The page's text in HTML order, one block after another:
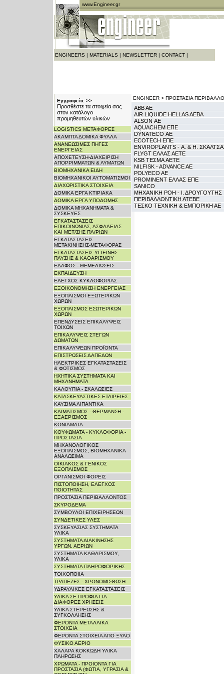
www.Engineer.gr
ENGINEERS | MATERIALS | NEWSLETTER| CONTACT|
Εγγραφείτε >>
Προσθέστε τα στοιχεία σας
στον κατάλογο
προμηθευτών υλικών
LOGISTICS ΜΕΤΑΦΟΡΕΣ
ΑΚΑΜΠΤΑ ΔΟΜΙΚΑ ΦΥΛΛΑ
ΑΝΑΝΕΩΣΙΜΕΣ ΠΗΓΕΣ
ΕΝΕΡΓΕΙΑΣ
ΑΠΟΧΕΤΕΥΣΗ-ΔΙΑΧΕΙΡΙΣΗ
ΑΠΟΡΡΙΜΜΑΤΩΝ & ΛΥΜΑΤΩΝ
ΒΙΟΜΗΧΑΝΙΚΑ ΕΙΔΗ
ΒΙΟΜΗΧΑΝΙΚΟΙ ΑΥΤΟΜΑΤΙΣΜΟΙ
ΔΙΑΧΩΡΙΣΤΙΚΑ ΣΤΟΙΧΕΙΑ
ΔΟΜΙΚΑ ΕΡΓΑ ΚΤΙΡΙΑΚΑ
ΔΟΜΙΚΑ ΕΡΓΑ ΥΠΟΔΟΜΗΣ
ΔΟΜΙΚΑ ΜΗΧΑΝΗΜΑΤΑ &
ΣΥΣΚΕΥΕΣ
ΕΓΚΑΤΑΣΤΑΣΕΙΣ
ΕΠΙΚΟΙΝΩΝΙΑΣ, ΑΣΦΑΛΕΙΑΣ
ΚΑΙ ΜΕΤ/ΣΗΣ ΠΛ/ΡΙΩΝ
ΕΓΚΑΤΑΣΤΑΣΕΙΣ
ΜΕΤΑΚΙΝΗΣΗΣ-ΜΕΤΑΦΟΡΑΣ
ΕΓΚΑΤΑΣΤΑΣΕΙΣ ΥΓΙΕΙΝΗΣ -
ΠΛΥΣΗΣ & ΚΑΘΑΡΙΣΜΟΥ
ΕΔΑΦΟΣ - ΘΕΜΕΛΙΩΣΕΙΣ
ΕΚΠΑΙΔΕΥΣΗ
ΕΛΕΓΧΟΣ ΚΥΚΛΟΦΟΡΙΑΣ
ΕΞΟΙΚΟΝΟΜΗΣΗ ΕΝΕΡΓΕΙΑΣ
ΕΞΟΠΛΙΣΜΟΙ ΕΞΩΤΕΡΙΚΩΝ
ΧΩΡΩΝ
ΕΞΟΠΛΙΣΜΟΣ ΕΣΩΤΕΡΙΚΩΝ
ΧΩΡΩΝ
ΕΠΕΝΔΥΣΕΙΣ ΕΠΙΚΑΛΥΨΕΙΣ
ΤΟΙΧΩΝ
ΕΠΙΚΑΛΥΨΕΙΣ ΣΤΕΓΩΝ
ΔΩΜΑΤΩΝ
ΕΠΙΚΑΛΥΨΕΩΝ ΠΡΟΪΟΝΤΑ
ΕΠΙΣΤΡΩΣΕΙΣ ΔΑΠΕΔΩΝ
ΗΛΕΚΤΡΙΚΕΣ ΕΓΚΑΤΑΣΤΑΣΕΙΣ
& ΦΩΤΙΣΜΟΣ
ΗΧΗΤΙΚΑ ΣΥΣΤΗΜΑΤΑ ΚΑΙ
ΜΗΧΑΝΗΜΑΤΑ
ΚΑΛΟΥΠΙΑ - ΣΚΑΛΩΣΙΕΣ
ΚΑΤΑΣΚΕΥΑΣΤΙΚΕΣ ΕΤΑΙΡΕΙΕΣ
ΚΑΥΣΙΜΑ ΛΙΠΑΝΤΙΚΑ
ΚΛΙΜΑΤΙΣΜΟΣ - ΘΕΡΜΑΝΣΗ -
ΕΞΑΕΡΙΣΜΟΣ
ΚΟΝΙΑΜΑΤΑ
ΚΟΥΦΩΜΑΤΑ - ΚΥΚΛΟΦΟΡΙΑ -
ΠΡΟΣΤΑΣΙΑ
ΜΗΧΑΝΟΛΟΓΙΚΟΣ
ΕΞΟΠΛΙΣΜΟΣ, ΒΙΟΜΗΧΑΝΙΚΑ
ΑΝΑΛΩΣΙΜΑ
ΟΙΚΙΑΚΟΣ & ΓΕΝΙΚΟΣ
ΕΞΟΠΛΙΣΜΟΣ
ΟΡΓΑΝΙΣΜΟΙ ΦΟΡΕΙΣ
ΠΙΣΤΟΠΟΙΗΣΗ, ΕΛΕΓΧΟΣ
ΠΟΙΟΤΗΤΑΣ
ΠΡΟΣΤΑΣΙΑ ΠΕΡΙΒΑΛΛΟΝΤΟΣ
ΣΚΥΡΟΔΕΜΑ
ΣΥΜΒΟΥΛΟΙ ΕΠΙΧΕΙΡΗΣΕΩΝ
ΣΥΝΔΕΤΙΚΕΣ ΥΛΕΣ
ΣΥΣΚΕΥΑΣΙΑΣ ΣΥΣΤΗΜΑΤΑ
ΥΛΙΚΑ
ΣΥΣΤΗΜΑΤΑ ΔΙΑΚΙΝΗΣΗΣ
ΥΡΓΩΝ, ΑΕΡΙΩΝ
ΣΥΣΤΗΜΑΤΑ ΚΑΘΑΡΙΣΜΟΥ,
ΥΛΙΚΑ
ΣΥΣΤΗΜΑΤΑ ΠΛΗΡΟΦΟΡΙΚΗΣ
ΤΟΙΧΟΠΟΙΙΑ
ΤΡΑΠΕΖΕΣ - ΧΡΟΝΟΜΙΣΘΩΣΗ
ΥΔΡΑΥΛΙΚΕΣ ΕΓΚΑΤΑΣΤΑΣΕΙΣ
ΥΛΙΚΑ ΣΕ ΠΡΟΦΙΛ ΓΙΑ
ΔΙΑΦΟΡΕΣ ΧΡΗΣΕΙΣ
ΥΛΙΚΑ ΣΤΕΡΕΩΣΗΣ &
ΣΥΓΚΟΛΛΗΣΗΣ
ΦΕΡΟΝΤΑ ΜΕΤΑΛΛΙΚΑ
ΣΤΟΙΧΕΙΑ
ΦΕΡΟΝΤΑ ΣΤΟΙΧΕΙΑ ΑΠΟ ΞΥΛΟ
ΦΥΣΙΚΟ ΑΕΡΙΟ
ΧΑΛΑΡΑ ΚΟΚΚΩΔΗ ΥΛΙΚΑ
ΠΛΗΡΩΣΗΣ
ΧΡΩΜΑΤΑ - ΠΡΟΙΟΝΤΑ ΓΙΑ
ΠΡΟΣΤΑΣΙΑ (ΦΩΤΙΑ, ΥΓΡΑΣΙΑ &
ENGINEER > ΠΡΟΣΤΑΣΙΑ
ABB AE
AIR LIQUIDE HELLAS AEBA
ALSON ΑΕ
AQUACHEM ΕΠΕ
DYNATECO ΑΕ
ECOTECH ΕΠΕ
ENVIROPLANTS - Α. & Η.
FLYGT ΕΛΛΑΣ ΑΕΤΕ
KSB ΤΕΣΜΑ AETE
NILFISK - ADVANCE AE
POLYECO AE
PROMINENT ΕΛΛΑΣ ΕΠΕ
SANICO
ΜΗΧΑΝΙΚΗ ΡΟΗ - Ι. ΔΡΟΥΓΟΥΤΗΣ
ΠΕΡΙΒΑΛΛΟΝΤΙΚΗ ΑΤΕΒΕ
ΤΕΣΚΟ ΤΕΧΝΙΚΗ & ΕΜΠΟΡΙΚΗ ΑΕ